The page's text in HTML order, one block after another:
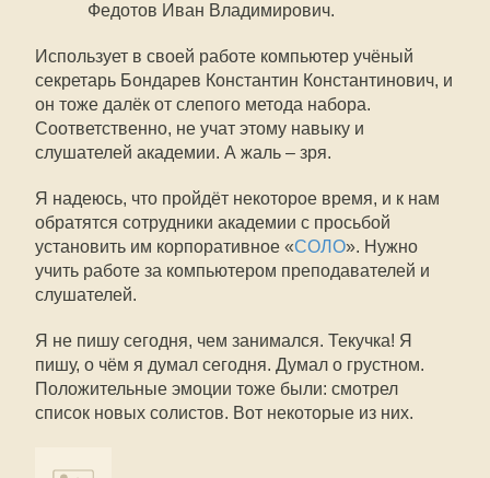
Федотов Иван Владимирович.
Использует в своей работе компьютер учёный
секретарь Бондарев Константин Константинович, и
он тоже далёк от слепого метода набора.
Соответственно, не учат этому навыку и
слушателей академии. А жаль – зря.
Я надеюсь, что пройдёт некоторое время, и к нам
обратятся сотрудники академии с просьбой
установить им корпоративное «СОЛО». Нужно
учить работе за компьютером преподавателей и
слушателей.
Я не пишу сегодня, чем занимался. Текучка! Я
пишу, о чём я думал сегодня. Думал о грустном.
Положительные эмоции тоже были: смотрел
список новых солистов. Вот некоторые из них.